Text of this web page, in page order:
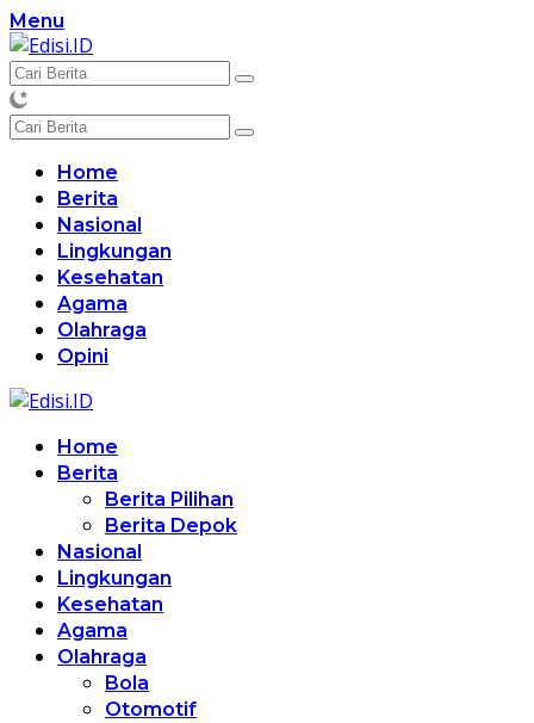
Langsung
ke
konten
Menu
Home
Berita
Nasional
Lingkungan
Kesehatan
Agama
Olahraga
Opini
Home
Berita
Berita Pilihan
Berita Depok
Nasional
Lingkungan
Kesehatan
Agama
Olahraga
Bola
Otomotif